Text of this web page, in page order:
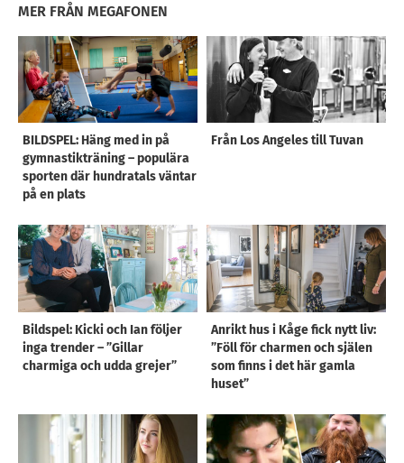
MER FRÅN MEGAFONEN
BILDSPEL: Häng med in på
gymnastikträning – populära
sporten där hundratals väntar
på en plats
Från Los Angeles till Tuvan
Bildspel: Kicki och Ian följer
inga trender – ”Gillar
charmiga och udda grejer”
Anrikt hus i Kåge fick nytt liv:
”Föll för charmen och själen
som finns i det här gamla
huset”